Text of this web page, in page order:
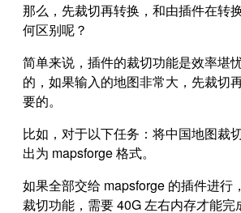
那么，先裁切再转换，和由插件在转
何区别呢？
简单来说，插件的裁切功能是效率堪
的，如果输入的地图非常大，先裁切
要的。
比如，对于以下任务：将中国地图裁
出为 mapsforge 格式。
如果全部交给 mapsforge 的插件进行
裁切功能，需要 40G 左右内存才能完